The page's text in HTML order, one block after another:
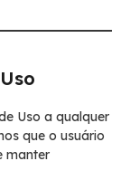
Uso a qualquer
que o usuário
manter